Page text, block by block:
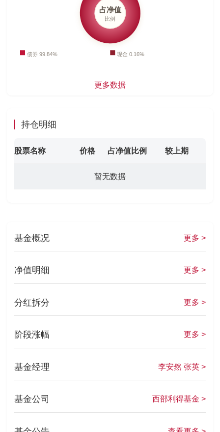
更多数据
持仓明细
股票名称 价格 占净值比例 较上期
暂无数据
基金概况 更多 >
净值明细 更多 >
分红拆分 更多 >
阶段涨幅 更多 >
基金经理 李安然 张英 >
基金公司 西部利得基金 >